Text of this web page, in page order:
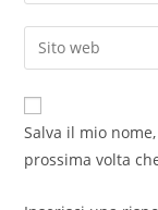
Salva il mio
prossima volta